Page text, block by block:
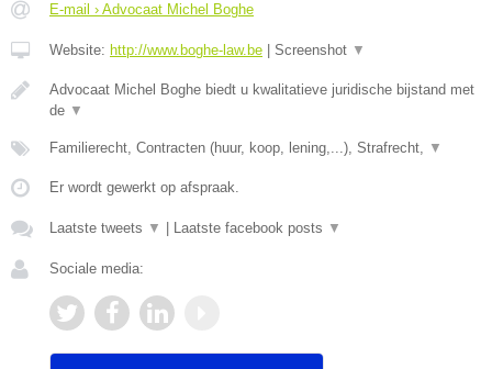
E-mail › Advocaat Michel Boghe
Website: http://www.boghe-law.be Screenshot ▼
Advocaat Michel Boghe biedt u kwalitatieve juridische bijstand met
de ▼
Familierecht, Contracten (huur, koop, lening,...), Strafrecht, ▼
Er wordt gewerkt op afspraak.
Laatste tweets ▼ Laatste facebook posts ▼
Sociale media: